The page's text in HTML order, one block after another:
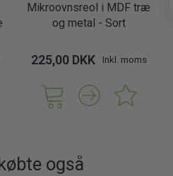
Mikroovnsreol i MDF træ
og metal - Sort
225,00 DKK Inkl. moms
også